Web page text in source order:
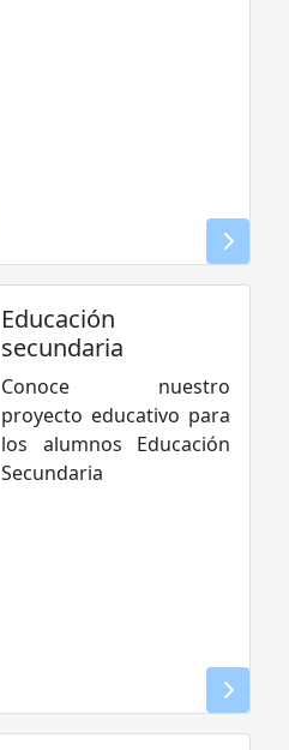
Educación
secundaria
Conoce nuestro
proyecto educativo para
los alumnos Educación
Secundaria